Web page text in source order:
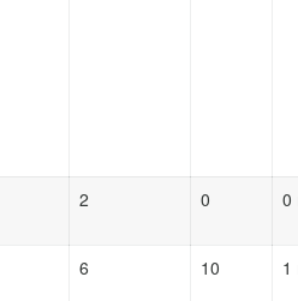
2 0 0
6 10 1